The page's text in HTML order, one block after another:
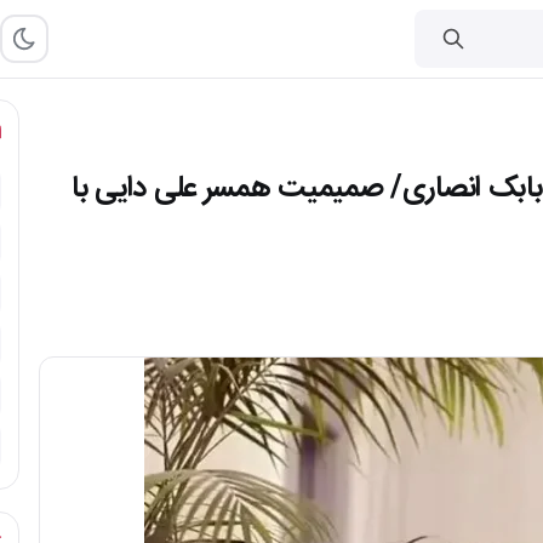
انصاری/ صمیمیت همسر علی دایی با